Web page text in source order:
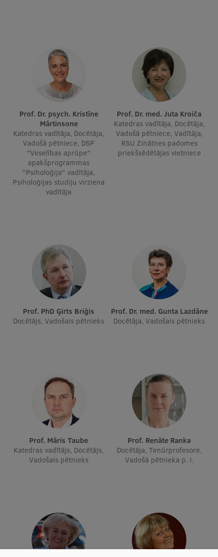
Identitāte
RSU fonds
Muzeji un ekspozīcijas
Ģerbonis
Projekti
Reitingi
Virtuālā tūre
Dati par 2025. gadu
Suvenīri un grāmatas
Mūžizglītība
Sagatavošanas kursi
Profesionālās pilnveides kursi
ESF kvalifikācijas celšanas kursi
Pedagoģiskās izaugsmes centrs
Kvalifikācijas atbilstības pārbaude
Zinātniskie institūti un laboratorijas
Prof. Dr. psych. Kristīne
Mārtinsone
Katedras vadītāja, Docētāja,
Vadošā pētniece, DSP
"Veselības aprūpe"
apakšprogrammas
"Psiholoģija" vadītāja,
Psiholoģijas studiju virziena
vadītāja
Prof. Dr. med. Juta Kroiča
Katedras vadītāja, Docētāja,
Vadošā pētniece, Vadītāja,
RSU Zinātnes padomes
priekšsēdētājas vietniece
Prof. PhD Ģirts Briģis
Docētājs, Vadošais pētnieks
Prof. Dr. med. Gunta Lazdāne
Docētāja, Vadošais pētnieks
Prof. Māris Taube
Katedras vadītājs, Docētājs,
Vadošais pētnieks
Prof. Renāte Ranka
Docētāja, Tenūrprofesore,
Vadošā pētnieka p. i.